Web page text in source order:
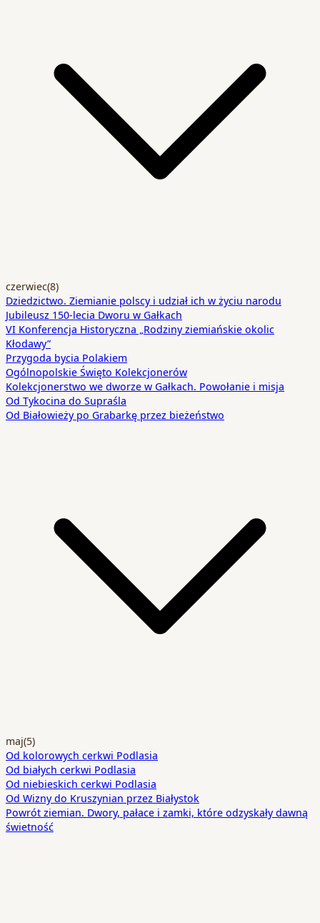
czerwiec(8)
Dziedzictwo. Ziemianie polscy i udział ich w życiu narodu
Jubileusz 150-lecia Dworu w Gałkach
VI Konferencja Historyczna „Rodziny ziemiańskie okolic
Kłodawy”
Przygoda bycia Polakiem
Ogólnopolskie Święto Kolekcjonerów
Kolekcjonerstwo we dworze w Gałkach. Powołanie i misja
Od Tykocina do Supraśla
Od Białowieży po Grabarkę przez bieżeństwo
maj(5)
Od kolorowych cerkwi Podlasia
Od białych cerkwi Podlasia
Od niebieskich cerkwi Podlasia
Od Wizny do Kruszynian przez Białystok
Powrót ziemian. Dwory, pałace i zamki, które odzyskały dawną
świetność